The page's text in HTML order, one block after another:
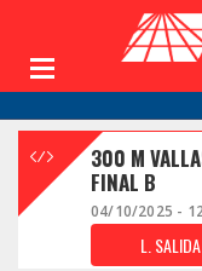
300 M
FINAL B
04/10/2025 -
L. SALIDA